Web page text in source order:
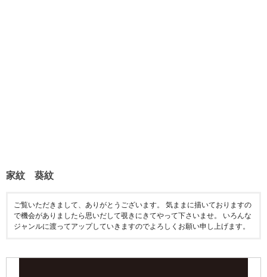
家紋 葵紋
ご覧いただきまして、ありがとうございます。 気ままに描いておりますの
で機会がありましたら思いだして覗きにきてやって下さいませ。 いろんな
ジャンルに渡ってアップしていきますのでよろしくお願い申し上げます。